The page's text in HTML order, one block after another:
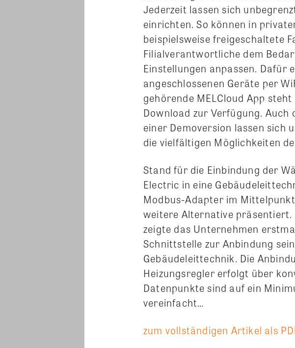
Jederzeit lassen sich
einrichten. So können in
beispielsweise freigeschaltete
Filialverantwortliche dem
Einstellungen anpassen. Dafür
angeschlossenen Geräte per
gehörende MELCloud App
Download zur Verfügung.
einer Demoversion lassen
die vielfältigen Möglichkeiten
Stand für die Einbindung der
Electric in eine
Modbus-Adapter im
weitere Alternative
zeigte das Unternehmen
Schnittstelle zur Anbindung
Gebäudeleittechnik. Die
Heizungsregler erfolgt über
Datenpunkte sind auf ein
vereinfacht…
zum vollständigen Artikel als